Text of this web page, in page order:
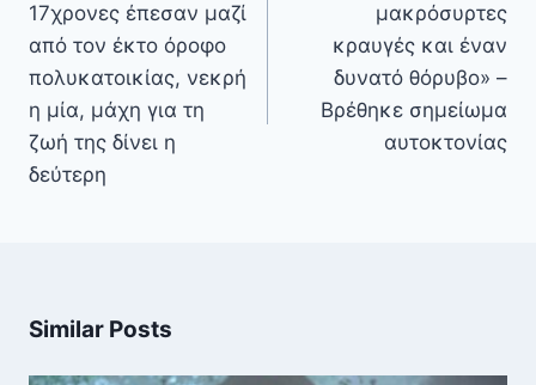
17χρονες έπεσαν μαζί
από τον έκτο όροφο
πολυκατοικίας, νεκρή
η μία, μάχη για τη
ζωή της δίνει η
δεύτερη
μακρόσυρτες
κραυγές και έναν
δυνατό θόρυβο» –
Βρέθηκε σημείωμα
αυτοκτονίας
Similar Posts